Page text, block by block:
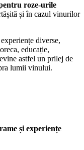
roze-urile
și în cazul vinurilor
diverse,
educație,
astfel un prilej de
lumii vinului.
și experiențe